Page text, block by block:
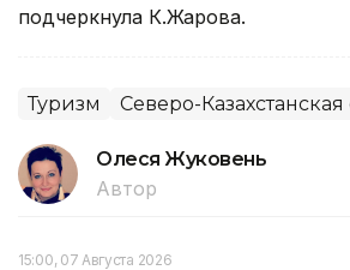
подчеркнула К.Жарова.
Туризм Северо-Казахстанская
Олеся Жуковень
Автор
15:00, 07 Августа 2026